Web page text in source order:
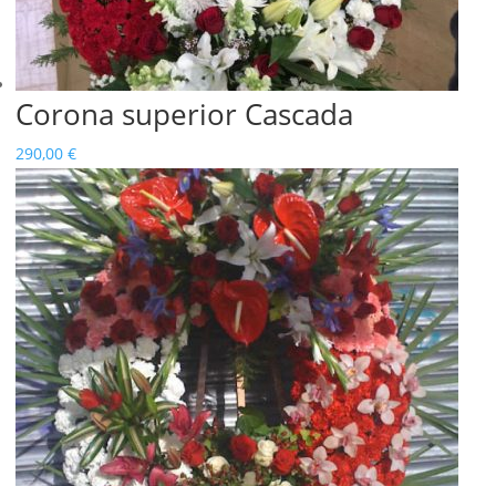
Corona superior Cascada
290,00 €